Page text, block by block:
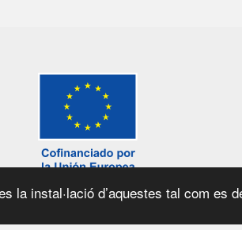
la instal·lació d’aquestes tal com es
de Catalunya |Fet amb elWordPress